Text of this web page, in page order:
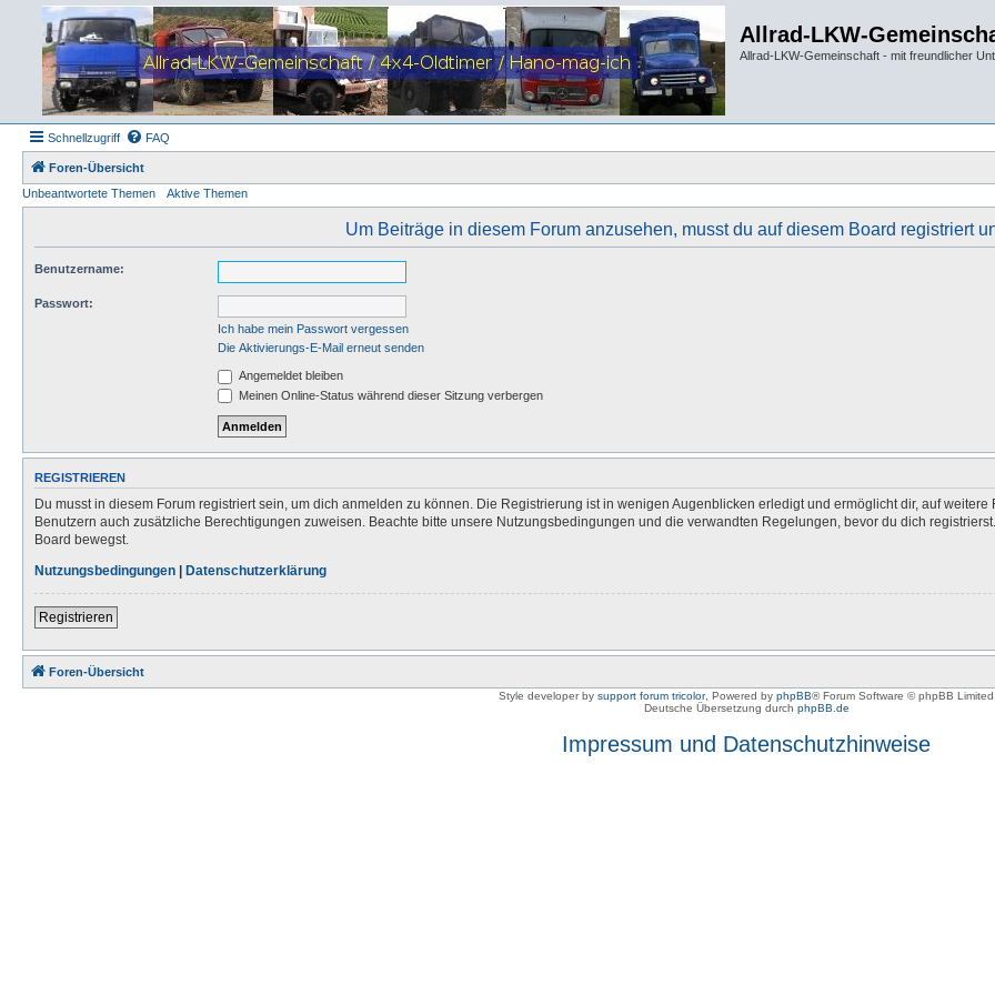
Allrad-LKW-
Allrad-LKW-Gemeinschaft - mit freundlicher
Schnellzugriff FAQ
Foren-Übersicht
Unbeantwortete Themen
Aktive Themen
Um Beiträge in diesem Forum anzusehen, musst du auf diesem Board registriert
Benutzername:
Passwort:
Ich habe mein Passwort vergessen
Die Aktivierungs-E-Mail erneut senden
Angemeldet bleiben
Meinen Online-Status während dieser Sitzung verbergen
REGISTRIEREN
Du musst in diesem Forum registriert sein, um dich anmelden zu können. Die Registrierung ist in wenigen Augenblicken erledigt und ermöglicht dir, auf
Benutzern auch zusätzliche Berechtigungen zuweisen. Beachte bitte unsere Nutzungsbedingungen und die verwandten Regelungen, bevor du dich
Board bewegst.
Nutzungsbedingungen | Datenschutzerklärung
Registrieren
Foren-Übersicht
Style developer by support forum tricolor, Powered by phpBB® Forum Software © phpBB Limited
Deutsche Übersetzung durch phpBB.de
Impressum und Datenschutzhinweise